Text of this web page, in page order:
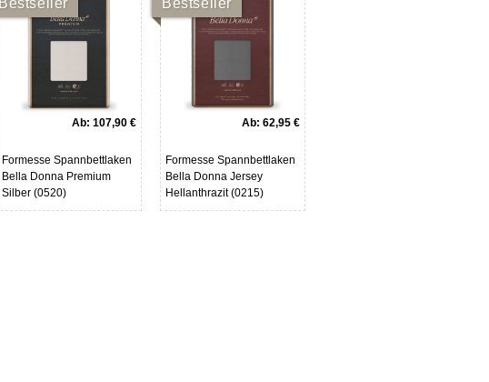
Ab: 107,90 €
Formesse Spannbettlaken
Bella Donna Premium
Silber (0520)
Ab: 62,95 €
Formesse Spannbettlaken
Bella Donna Jersey
Hellanthrazit (0215)